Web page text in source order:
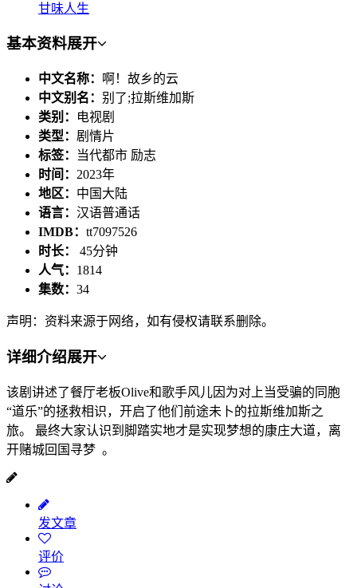
甘味人生
基本资料展开
中文名称： 啊！故乡的云
中文别名： 别了;拉斯维加斯
类别：
电视剧
类型： 剧情片
标签：
当代都市 励志
时间： 2023年
地区： 中国大陆
语言： 汉语普通话
IMDB： tt7097526
时长： 45分钟
人气： 1814
集数： 34
声明：资料来源于网络，如有侵权请联系删除。
详细介绍展开
该剧讲述了餐厅老板Olive和歌手风儿因为对上当受骗的同胞
“道乐”的拯救相识，开启了他们前途未卜的拉斯维加斯之
旅。 最终大家认识到脚踏实地才是实现梦想的康庄大道，离
开赌城回国寻梦 。
发文章
评价